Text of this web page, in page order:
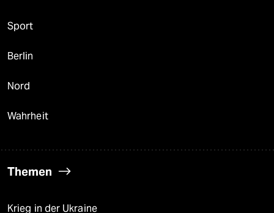
Sport
Berlin
Nord
Wahrheit
Themen
Krieg in der Ukraine